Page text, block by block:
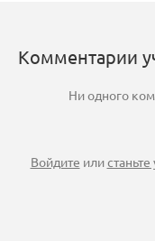
Комментарии
Ни одного
Войдите или